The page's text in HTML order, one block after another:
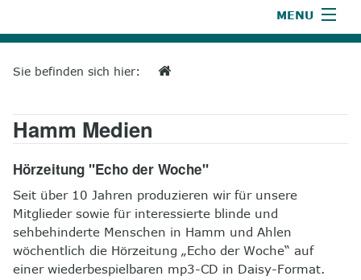
MENU
3
Wir über uns
4
Unsere Leistungen
5
Wissenswertes
6
Unterstützen
7
Presse
Sie befinden sich hier:
Hamm Medien
Hörzeitung "Echo der Woche"
Seit über 10 Jahren produzieren wir für unsere
Mitglieder sowie für interessierte blinde und
sehbehinderte Menschen in Hamm und Ahlen
wöchentlich die Hörzeitung „Echo der Woche“ auf
einer wiederbespielbaren mp3-CD in Daisy-Format.